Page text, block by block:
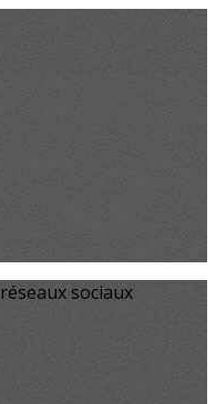
sociaux